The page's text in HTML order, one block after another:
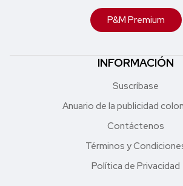
P&M Premium
INFORMACIÓN
Suscríbase
Anuario de la publicidad
Contáctenos
Términos y
Política de Privacidad